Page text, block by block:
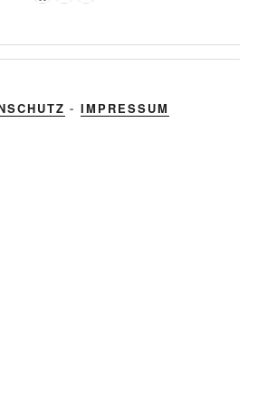
-IMPRESSUM